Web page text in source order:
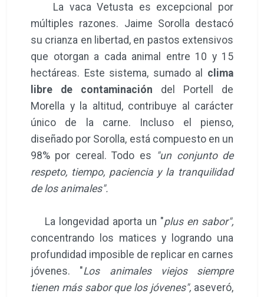
La vaca Vetusta es excepcional por
múltiples razones. Jaime Sorolla destacó
su crianza en libertad, en pastos extensivos
que otorgan a cada animal entre 10 y 15
hectáreas. Este sistema, sumado al clima
libre de contaminación del Portell de
Morella y la altitud, contribuye al carácter
único de la carne. Incluso el pienso,
diseñado por Sorolla, está compuesto en un
98% por cereal. Todo es "un conjunto de
respeto, tiempo, paciencia y la tranquilidad
de los animales".
La longevidad aporta un "plus en sabor",
concentrando los matices y logrando una
profundidad imposible de replicar en carnes
jóvenes. "Los animales viejos siempre
tienen más sabor que los jóvenes", aseveró,